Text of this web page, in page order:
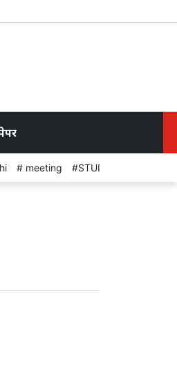
के लिए हो सकती है मंच की व्यवस्था
meeting STUDENT PROTEST